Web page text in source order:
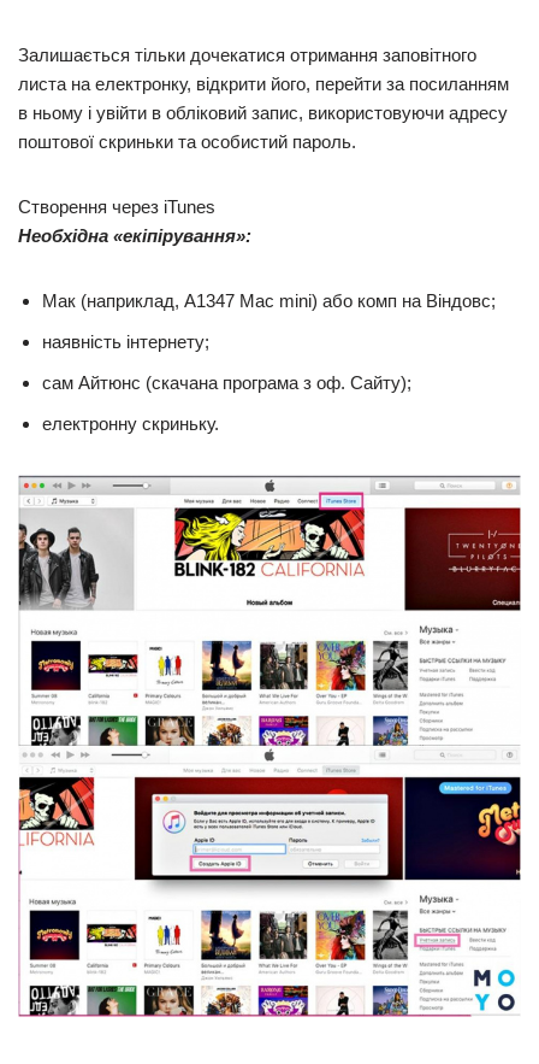
Залишається тільки дочекатися отримання заповітного
листа на електронку, відкрити його, перейти за посиланням
в ньому і увійти в обліковий запис, використовуючи адресу
поштової скриньки та особистий пароль.
Створення через iTunes
Необхідна «екіпірування»:
Мак (наприклад, A1347 Mac mini) або комп на Віндовс;
наявність інтернету;
сам Айтюнс (скачана програма з оф. Сайту);
електронну скриньку.